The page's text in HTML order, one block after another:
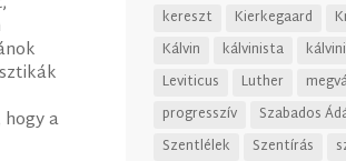
a
kereszt
Kierkegaard
Kálvin
kálvinista
Leviticus
Luther
progresszív
Szabados
Szentlélek
Szentírás